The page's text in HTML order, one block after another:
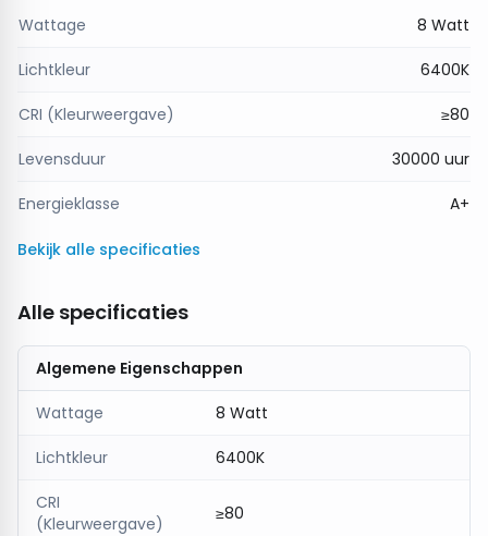
goede zichtbaarheid belangrijk is. De
standaard
voor vrijwel alle armaturen.
Met een levensduur tot
verlichtingsoplossing.
Helder daglicht met zachte lichtverdeling
koel licht, terwijl defrost afwerking
Energiezuinig en duurzaam
Met slechts8W vermogenverbruikt de lamp weinig
energie en gaat hij tot20.000 uur
Klassiek design met moderne technologie
uitstraling die past in verschillende armaturen.
Wattage 8 Watt
Lichtkleur 6400K
CRI (Kleurweergave) ≥80
Levensduur 30000 uur
Energieklasse A+
Bekijk alle specificaties
Alle specificaties
Algemene Eigenschappen
Wattage 8 Watt
Lichtkleur 6400K
CRI
(Kleurweergave)
≥80